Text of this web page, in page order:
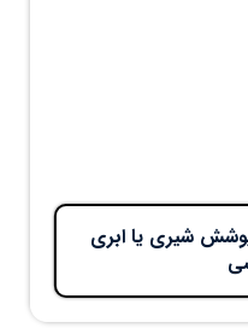
پوشش شیری یا ابری